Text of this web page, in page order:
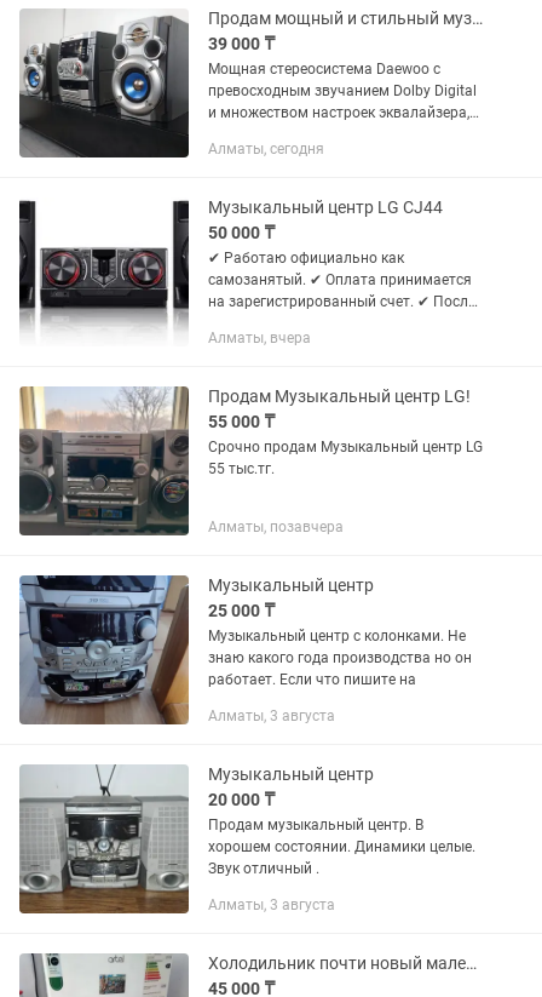
ТАКЖЕ К КОМПЬЮТЕРУ С...
Продам мощный и стильный музыкальный центр
39 000 ₸
Мощная стереосистема Daewoo с
превосходным звучанием Dolby Digital
и множеством настроек эквалайзера,
который гармонично впишется в
Алматы, сегодня
Музыкальный центр LG CJ44
50 000 ₸
✔ Работаю официально как
самозанятый. ✔ Оплата принимается
на зарегистрированный счет. ✔ После
подтверждение заказа. Для оплаты
Код на...
Алматы, вчера
Продам Музыкальный центр LG!
55 000 ₸
Срочно продам Музыкальный центр LG
55 тыс.тг.
Алматы, позавчера
Музыкальный центр
25 000 ₸
Музыкальный центр с колонками. Не
знаю какого года производства но он
работает. Если что пишите на
Алматы, 3 августа
Музыкальный центр
20 000 ₸
Продам музыкальный центр. В
хорошем состоянии. Динамики целые.
Звук отличный .
Алматы, 3 августа
Холодильник почти новый маленький мини на Шевченко Манаса центр
45 000 ₸